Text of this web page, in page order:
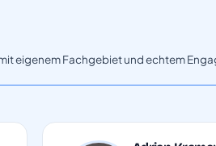
eigenem Fachgebiet und echtem